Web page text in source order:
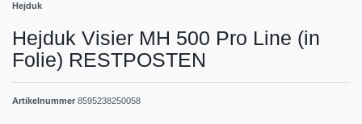
Hejduk
Hejduk Visier MH 500 Pro Line (in
Folie) RESTPOSTEN
Artikelnummer 8595238250058